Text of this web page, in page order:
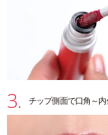
3. チップ側面で口角～